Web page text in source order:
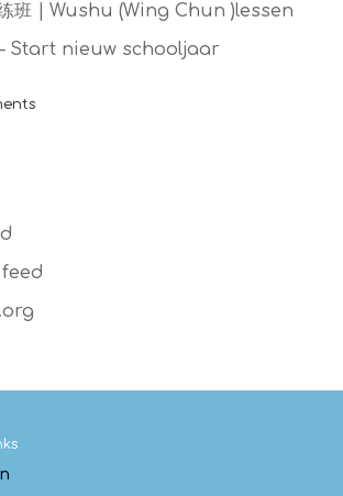
练班 | Wushu (Wing Chun )lessen
– Start nieuw schooljaar